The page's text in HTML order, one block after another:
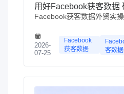
Facebook获客数据外贸实
2026-
07-25
Facebook
获客数据
客数